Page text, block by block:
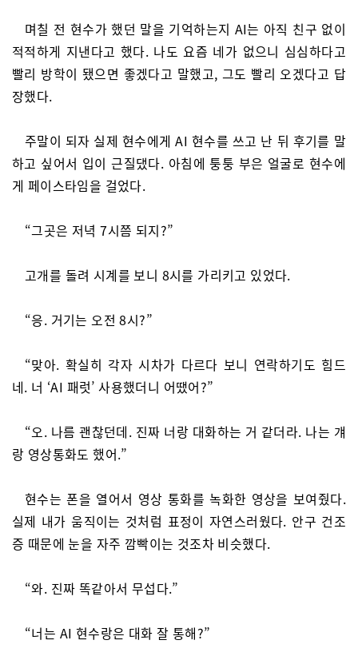
며칠 전 현수가 했던 말을 기억하는지 AI는 아직 친구 없이
적적하게 지낸다고 했다. 나도 요즘 네가 없으니 심심하다고
빨리 방학이 됐으면 좋겠다고 말했고, 그도 빨리 오겠다고 답
장했다.
주말이 되자 실제 현수에게 AI 현수를 쓰고 난 뒤 후기를 말
하고 싶어서 입이 근질댔다. 아침에 퉁퉁 부은 얼굴로 현수에
게 페이스타임을 걸었다.
“그곳은 저녁 7시쯤 되지?”
고개를 돌려 시계를 보니 8시를 가리키고 있었다.
“응. 거기는 오전 8시?”
“맞아. 확실히 각자 시차가 다르다 보니 연락하기도 힘드
네. 너 ‘AI 패럿’ 사용했더니 어땠어?”
“오. 나름 괜찮던데. 진짜 너랑 대화하는 거 같더라. 나는 걔
랑 영상통화도 했어.”
현수는 폰을 열어서 영상 통화를 녹화한 영상을 보여줬다.
실제 내가 움직이는 것처럼 표정이 자연스러웠다. 안구 건조
증 때문에 눈을 자주 깜빡이는 것조차 비슷했다.
“와. 진짜 똑같아서 무섭다.”
“너는 AI 현수랑은 대화 잘 통해?”